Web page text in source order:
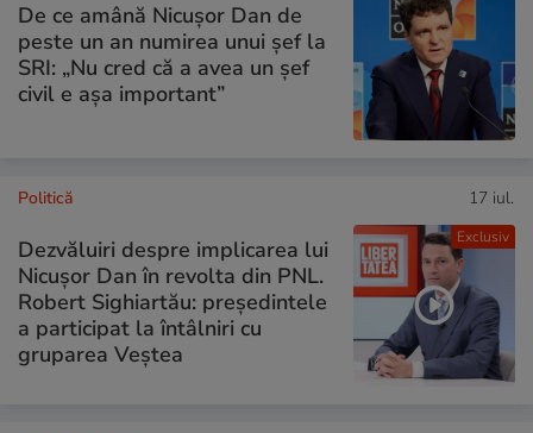
De ce amână Nicușor Dan de
peste un an numirea unui șef la
SRI: „Nu cred că a avea un şef
civil e așa important”
Exclusiv
Politică 17 iul.
Dezvăluiri despre implicarea lui
Nicușor Dan în revolta din PNL.
Robert Sighiartău: președintele
a participat la întâlniri cu
gruparea Veștea